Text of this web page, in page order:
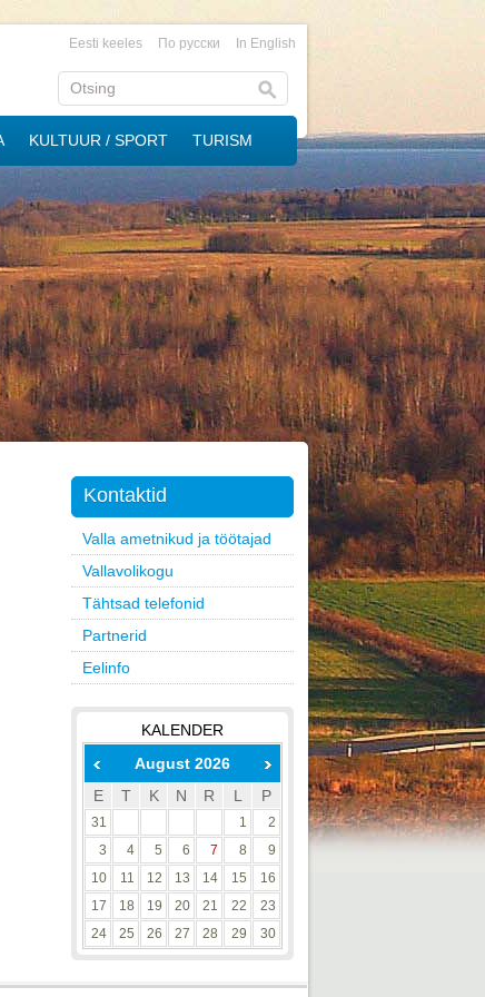
Eesti keeles По русски In English
KULTUUR / SPORT TURISM
Kontaktid
Valla ametnikud ja töötajad
Vallavolikogu
Tähtsad telefonid
Partnerid
Eelinfo
KALENDER
August 2026
E
T K N R L P
31 1
2
3
4 5 6 7 8
9
10
11 12 13 14 15
16
17
18 19 20 21 22
23
24
25 26 27 28 29 30